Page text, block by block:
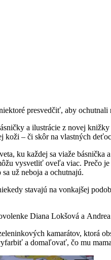
presvedčiť, aby
a ilustrácie z novej
koži – či skôr na vlastných
ku každej sa viaže
vysvetliť oveľa viac. Prečo
už neboja a ochutnajú.
stavajú na vonkajšej
Diana Lokšová a
kamarátov, ktorá
a domaľovať, čo mu